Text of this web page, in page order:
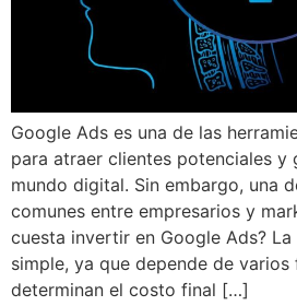
Google Ads es una de las
para atraer clientes potenciales y
mundo digital. Sin embargo, una
comunes entre empresarios y
cuesta invertir en Google Ads?
simple, ya que depende de
determinan el costo final […]